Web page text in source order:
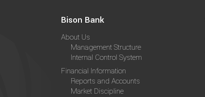
Bison Bank
About Us
Management Structure
Internal Control System
Financial Information
Reports and Accounts
Market Discipline